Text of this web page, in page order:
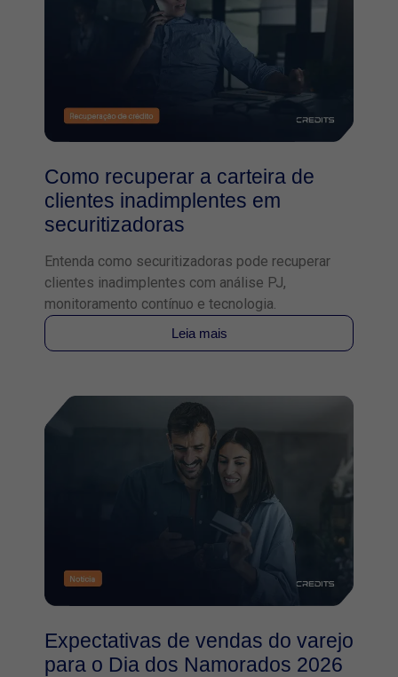
Como recuperar a carteira de
clientes inadimplentes em
securitizadoras
Entenda como securitizadoras pode recuperar
clientes inadimplentes com análise PJ,
monitoramento contínuo e tecnologia.
Leia mais
Expectativas de vendas do varejo
para o Dia dos Namorados 2026